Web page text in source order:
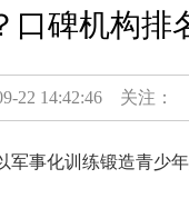
碑机构排
22 14:42:46 关注：
军事化训练锻造青少